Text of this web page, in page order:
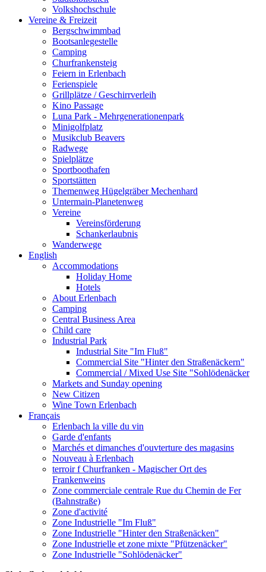
Volkshochschule
Vereine & Freizeit
Bergschwimmbad
Bootsanlegestelle
Camping
Churfrankensteig
Feiern in Erlenbach
Ferienspiele
Grillplätze / Geschirrverleih
Kino Passage
Luna Park - Mehrgenerationenpark
Minigolfplatz
Musikclub Beavers
Radwege
Spielplätze
Sportboothafen
Sportstätten
Themenweg Hügelgräber Mechenhard
Untermain-Planetenweg
Vereine
Vereinsförderung
Schankerlaubnis
Wanderwege
English
Accommodations
Holiday Home
Hotels
About Erlenbach
Camping
Central Business Area
Child care
Industrial Park
Industrial Site "Im Fluß"
Commercial Site "Hinter den Straßenäckern"
Commercial / Mixed Use Site "Sohlödenäcker
Markets and Sunday opening
New Citizen
Wine Town Erlenbach
Français
Erlenbach la ville du vin
Garde d'enfants
Marchés et dimanches d'ouvterture des magasins
Nouveau à Erlenbach
terroir f Churfranken - Magischer Ort des
Frankenweins
Zone commerciale centrale Rue du Chemin de Fer
(Bahnstraße)
Zone d'activité
Zone Industrielle "Im Fluß"
Zone Industrielle "Hinter den Straßenäcken"
Zone Industrielle et zone mixte "Pfützenäcker"
Zone Industrielle "Sohlödenäcker"